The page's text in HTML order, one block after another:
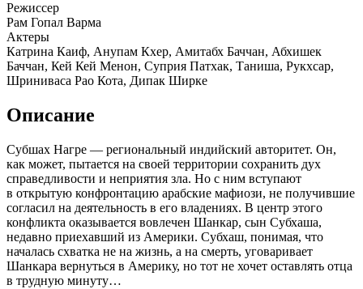
Режиссер
Рам Гопал Варма
Актеры
Катрина Каиф, Анупам Кхер, Амитабх Баччан, Абхишек
Баччан, Кей Кей Менон, Суприя Патхак, Таниша, Рукхсар,
Шриниваса Рао Кота, Дипак Ширке
Описание
Субшах Нагре — региональный индийский авторитет. Он,
как может, пытается на своей территории сохранить дух
справедливости и неприятия зла. Но с ним вступают
в открытую конфронтацию арабские мафиози, не получившие
согласил на деятельность в его владениях. В центр этого
конфликта оказывается вовлечен Шанкар, сын Субхаша,
недавно приехавший из Америки. Субхаш, понимая, что
началась схватка не на жизнь, а на смерть, уговаривает
Шанкара вернуться в Америку, но тот не хочет оставлять отца
в трудную минуту…